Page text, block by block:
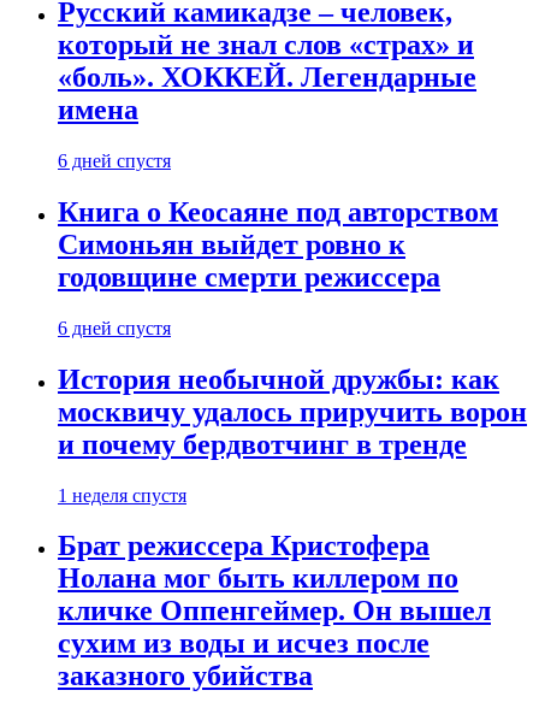
Русский камикадзе – человек,
который не знал слов «страх» и
«боль». ХОККЕЙ. Легендарные
имена
6 дней спустя
Книга о Кеосаяне под авторством
Симоньян выйдет ровно к
годовщине смерти режиссера
6 дней спустя
История необычной дружбы: как
москвичу удалось приручить ворон
и почему бердвотчинг в тренде
1 неделя спустя
Брат режиссера Кристофера
Нолана мог быть киллером по
кличке Оппенгеймер. Он вышел
сухим из воды и исчез после
заказного убийства